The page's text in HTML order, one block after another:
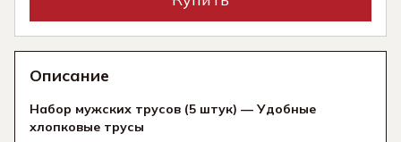
Описание
Набор мужских трусов (5 штук) — Удобные
хлопковые трусы